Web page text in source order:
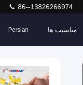
86--13826266974
مناسبت ها Persian